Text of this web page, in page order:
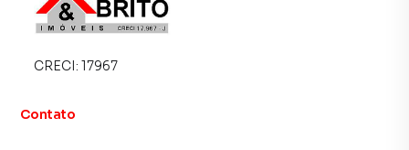
CRECI: 17967
Contato